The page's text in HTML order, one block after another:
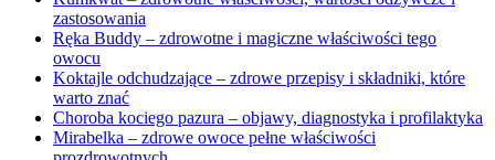
zastosowania
Ręka Buddy – zdrowotne i magiczne właściwości tego
owocu
Koktajle odchudzające – zdrowe przepisy i składniki, które
warto znać
Choroba kociego pazura – objawy, diagnostyka i profilaktyka
Mirabelka – zdrowe owoce pełne właściwości